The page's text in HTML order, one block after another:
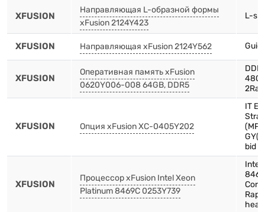
XFUSION
Направляющая L-образной формы
xFusion 2124Y423
L-
XFUSION Направляющая xFusion 2124Y562
XFUSION
Оперативная память xFusion
0620Y006-008 64GB, DDR5
XFUSION Опция xFusion XC-0405Y202
IT
bid
XFUSION
Процессор xFusion Intel Xeon
Platinum 8469C 0253Y739
Intel